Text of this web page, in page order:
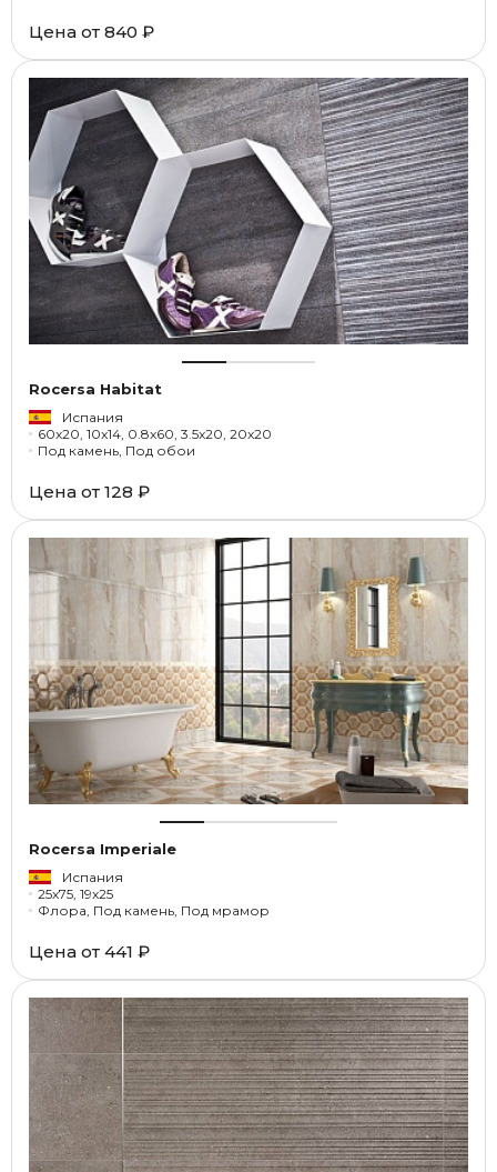
Цена от 840 ₽
Rocersa Habitat
Испания
60x20, 10x14, 0.8x60, 3.5x20, 20x20
Под камень, Под обои
Цена от 128 ₽
Rocersa Imperiale
Испания
25x75, 19x25
Флора, Под камень, Под мрамор
Цена от 441 ₽